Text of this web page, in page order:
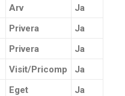
Arv
Ja
Privera
Ja
Privera
Ja
Visit/Pricomp
Ja
Eget
Ja